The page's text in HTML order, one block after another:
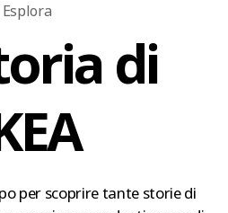
Esplora
di
per scoprire tante storie di